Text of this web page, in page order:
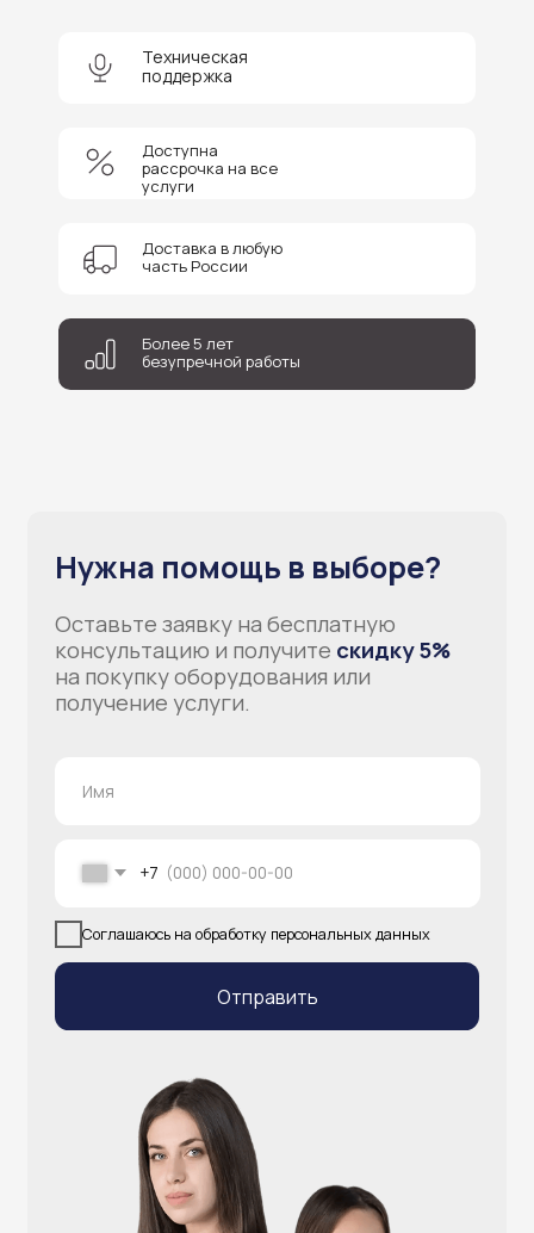
Техническая
поддержка
Доставка в любую
часть России
Доступна
рассрочка на все
услуги
Более 5 лет
безупречной работы
Соглашаюсь на обработку персональных данных
+7 (924) 004-32-01
info@atlantisgr.ooo
Видеонаблюдение
Принтеры чеков и этикеток
Штрихкодовое оборудование
Счётчики валюты